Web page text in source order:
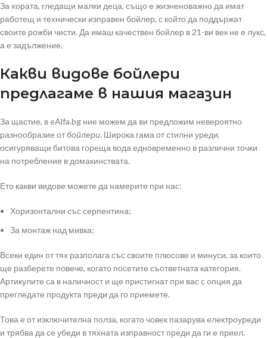
За хората, гледащи малки деца, също е жизненоважно да имат
работещ и технически изправен бойлер, с който да поддържат
своите рожби чисти. Да имаш качествен бойлер в 21-ви век не е лукс,
а е задължение.
Какви видове бойлери
предлагаме в нашия магазин
За щастие, в eAlfa.bg ние можем да ви предложим невероятно
разнообразие отбойлери. Широка гама от стилни уреди,
осигуряващи битова гореща вода едновременно в различни точки
на потребление в домакинствата.
Ето какви видове можете да намерите при нас:
Хоризонтални със серпентина;
За монтаж над мивка;
Всеки един от тях разполага със своите плюсове и минуси, за които
ще разберете повече, когато посетите съответната категория.
Артикулите са в наличност и ще пристигнат при вас с опция да
прегледате продукта преди да го приемете.
Това е от изключителна полза, когато човек пазарува електроуреди
и трябва да се убеди в тяхната изправност преди да ги е приел.